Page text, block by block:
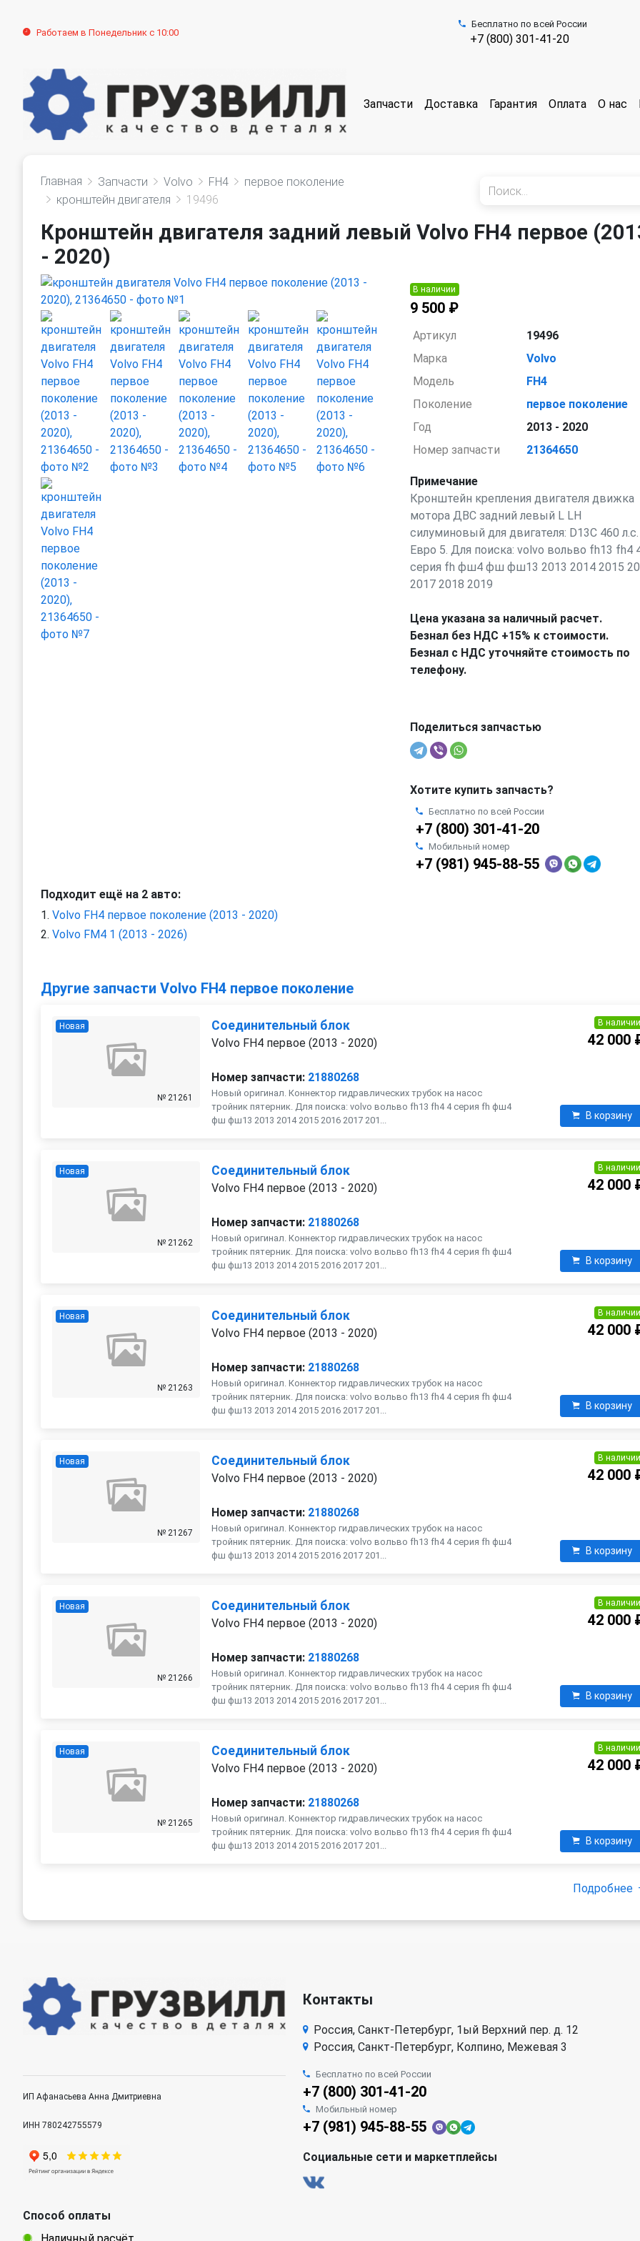
Работаем в Понедельник с 10:00
Бесплатно по всей России
+7 (800) 301-41-20
Запчасти Доставка Гарантия Оплата О нас
Главная Запчасти Volvo FH4
первое поколение
кронштейн двигателя
19496
Кронштейн двигателя задний левый Volvo FH4 первое
- 2020)
В наличии
9 500 ₽
Артикул
19496
Марка
Volvo
Модель
FH4
Поколение
первое поколение
Год
2013 - 2020
Номер запчасти
21364650
Примечание
Кронштейн крепления двигателя движка
мотора ДВС задний левый L LH
силуминовый для двигателя: D13C 460 л.с.
Евро 5. Для поиска: volvo вольво fh13 fh4
серия fh фш4 фш фш13 2013 2014 2015
2017 2018 2019
Цена указана за наличный расчет.
Безнал без НДС +15% к стоимости.
Безнал с НДС уточняйте стоимость по
телефону.
Поделиться запчастью
Хотите купить запчасть?
Бесплатно по всей России
+7 (800) 301-41-20
Мобильный номер
+7 (981) 945-88-55
Подходит ещё на 2 авто:
Volvo FH4 первое поколение (2013 - 2020)
Volvo FM4 1 (2013 - 2026)
Другие запчасти Volvo FH4 первое поколение
Новая
№ 21261
Соединительный блок
Volvo FH4 первое (2013 - 2020)
Номер запчасти: 21880268
Новый оригинал. Коннектор гидравлических трубок на насос
тройник пятерник. Для поиска: volvo вольво fh13 fh4 4 серия fh фш4
фш фш13 2013 2014 2015 2016 2017 201...
В наличии
42 000
В корзину
Новая
№ 21262
Соединительный блок
Volvo FH4 первое (2013 - 2020)
Номер запчасти: 21880268
Новый оригинал. Коннектор гидравлических трубок на насос
тройник пятерник. Для поиска: volvo вольво fh13 fh4 4 серия fh фш4
фш фш13 2013 2014 2015 2016 2017 201...
В наличии
42 000
В корзину
Новая
№ 21263
Соединительный блок
Volvo FH4 первое (2013 - 2020)
Номер запчасти: 21880268
Новый оригинал. Коннектор гидравлических трубок на насос
тройник пятерник. Для поиска: volvo вольво fh13 fh4 4 серия fh фш4
фш фш13 2013 2014 2015 2016 2017 201...
В наличии
42 000
В корзину
Новая
№ 21267
Соединительный блок
Volvo FH4 первое (2013 - 2020)
Номер запчасти: 21880268
Новый оригинал. Коннектор гидравлических трубок на насос
тройник пятерник. Для поиска: volvo вольво fh13 fh4 4 серия fh фш4
фш фш13 2013 2014 2015 2016 2017 201...
В наличии
42 000
В корзину
Новая
№ 21266
Соединительный блок
Volvo FH4 первое (2013 - 2020)
Номер запчасти: 21880268
Новый оригинал. Коннектор гидравлических трубок на насос
тройник пятерник. Для поиска: volvo вольво fh13 fh4 4 серия fh фш4
фш фш13 2013 2014 2015 2016 2017 201...
В наличии
42 000
В корзину
Новая
№ 21265
Соединительный блок
Volvo FH4 первое (2013 - 2020)
Номер запчасти: 21880268
Новый оригинал. Коннектор гидравлических трубок на насос
тройник пятерник. Для поиска: volvo вольво fh13 fh4 4 серия fh фш4
фш фш13 2013 2014 2015 2016 2017 201...
В наличии
42 000
В корзину
Подробнее
ИП Афанасьева Анна Дмитриевна
ИНН 780242755579
Способ оплаты
Контакты
Россия, Санкт-Петербург, 1ый Верхний пер. д. 12
Россия, Санкт-Петербург, Колпино, Межевая 3
Бесплатно по всей России
+7 (800) 301-41-20
Мобильный номер
+7 (981) 945-88-55
Социальные сети и маркетплейсы